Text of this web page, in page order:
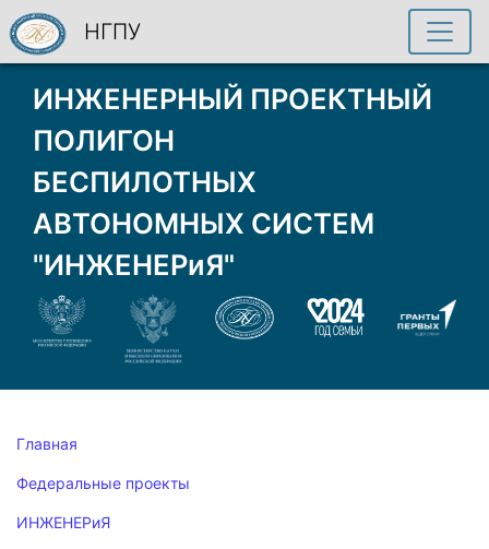
ИНЖЕНЕРНЫЙ ПРОЕКТНЫЙ
ПОЛИГОН
БЕСПИЛОТНЫХ
АВТОНОМНЫХ СИСТЕМ
"ИНЖЕНЕРиЯ"
НГПУ
Главная
Федеральные проекты
ИНЖЕНЕРиЯ